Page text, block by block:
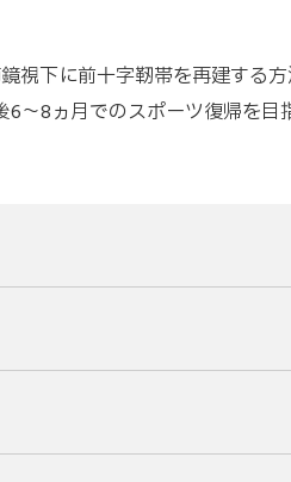
下に前十字靭帯を再建する方
～8ヵ月でのスポーツ復帰を目